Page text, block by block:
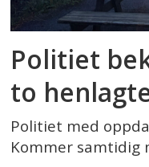
Politiet
to
Politiet med
Kommer samtidig